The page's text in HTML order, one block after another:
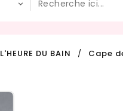
L'HEURE DU BAIN Cape